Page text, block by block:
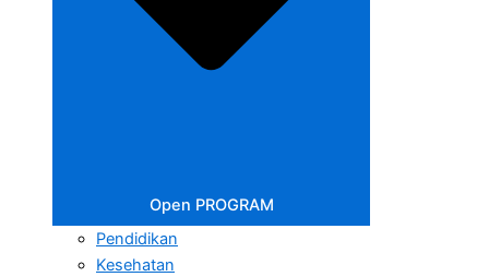
Open PROGRAM
Pendidikan
Kesehatan